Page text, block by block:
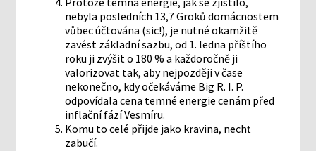
nebyla posledních 13,7 Groků domácnostem
vůbec účtována (sic!), je nutné okamžitě
zavést základní sazbu, od 1. ledna příštího
roku ji zvýšit o 180 % a každoročně ji
valorizovat tak, aby nejpozději v čase
nekonečno, kdy očekáváme Big R. I. P.
odpovídala cena temné energie cenám před
inflační fází Vesmíru.
Komu to celé přijde jako kravina, nechť
zabučí.